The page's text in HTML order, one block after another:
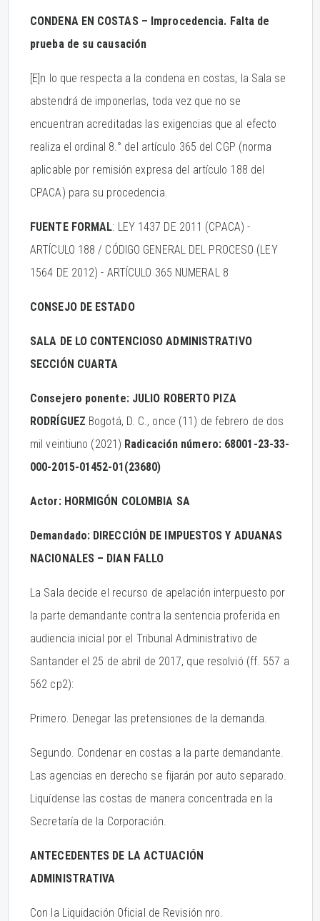
CONDENA EN COSTAS – Improcedencia. Falta de
prueba de su causación
[E]n lo que respecta a la condena en costas, la Sala se
abstendrá de imponerlas, toda vez que no se
encuentran acreditadas las exigencias que al efecto
realiza el ordinal 8.° del artículo 365 del CGP (norma
aplicable por remisión expresa del artículo 188 del
CPACA) para su procedencia.
FUENTE FORMAL: LEY 1437 DE 2011 (CPACA) -
ARTÍCULO 188 / CÓDIGO GENERAL DEL PROCESO (LEY
1564 DE 2012) - ARTÍCULO 365 NUMERAL 8
CONSEJO DE ESTADO
SALA DE LO CONTENCIOSO ADMINISTRATIVO
SECCIÓN CUARTA
Consejero ponente: JULIO ROBERTO PIZA
RODRÍGUEZ Bogotá, D. C., once (11) de febrero de dos
mil veintiuno (2021) Radicación número: 68001-23-33-
000-2015-01452-01(23680)
Actor: HORMIGÓN COLOMBIA SA
Demandado: DIRECCIÓN DE IMPUESTOS Y ADUANAS
NACIONALES – DIAN FALLO
La Sala decide el recurso de apelación interpuesto por
la parte demandante contra la sentencia proferida en
audiencia inicial por el Tribunal Administrativo de
Santander el 25 de abril de 2017, que resolvió (ff. 557 a
562 cp2):
Primero. Denegar las pretensiones de la demanda.
Segundo. Condenar en costas a la parte demandante.
Las agencias en derecho se fijarán por auto separado.
Liquídense las costas de manera concentrada en la
Secretaría de la Corporación.
ANTECEDENTES DE LA ACTUACIÓN
ADMINISTRATIVA
Con la Liquidación Oficial de Revisión nro.